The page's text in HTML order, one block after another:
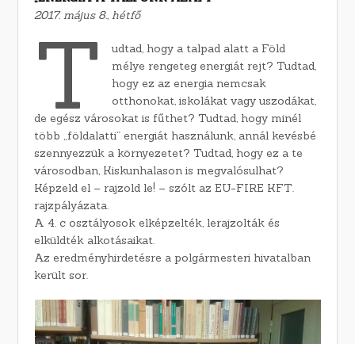
2017. május 8., hétfő
T
udtad, hogy a talpad alatt a Föld
mélye rengeteg energiát rejt? Tudtad,
hogy ez az energia nemcsak
otthonokat, iskolákat vagy uszodákat,
de egész városokat is fűthet? Tudtad, hogy minél
több „földalatti” energiát használunk, annál kevésbé
szennyezzük a környezetet? Tudtad, hogy ez a te
városodban, Kiskunhalason is megvalósulhat?
Képzeld el – rajzold le! – szólt az EU-FIRE KFT.
rajzpályázata.
A 4. c osztályosok elképzelték, lerajzolták és
elküldték alkotásaikat.
Az eredményhirdetésre a polgármesteri hivatalban
került sor.